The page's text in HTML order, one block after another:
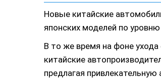
Новые китайские
японских моделей по
В то же время на фоне
китайские
предлагая